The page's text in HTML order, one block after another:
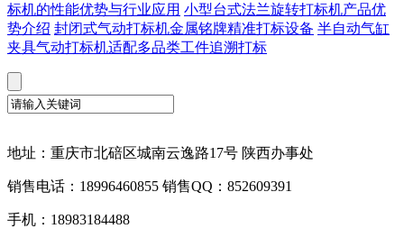
标机的性能优势与行业应用 小型台式法兰旋转打标机产品优
势介绍 封闭式气动打标机金属铭牌精准打标设备 半自动气缸
夹具气动打标机适配多品类工件追溯打标
地址：重庆市北碚区城南云逸路17号 陕西办事处
销售电话：18996460855 销售QQ：852609391
手机：18983184488